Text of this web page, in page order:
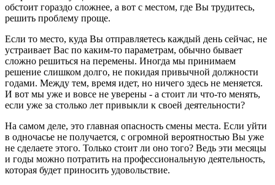
обстоит гораздо сложнее, а вот с местом, где Вы трудитесь,
решить проблему проще.
Если то место, куда Вы отправляетесь каждый день сейчас, не
устраивает Вас по каким-то параметрам, обычно бывает
сложно решиться на перемены. Иногда мы принимаем
решение слишком долго, не покидая привычной должности
годами. Между тем, время идет, но ничего здесь не меняется.
И вот мы уже и вовсе не уверены - а стоит ли что-то менять,
если уже за столько лет привыкли к своей деятельности?
На самом деле, это главная опасность смены места. Если уйти
в одночасье не получается, с огромной вероятностью Вы уже
не сделаете этого. Только стоит ли оно того? Ведь эти месяцы
и годы можно потратить на профессиональную деятельность,
которая будет приносить удовольствие.